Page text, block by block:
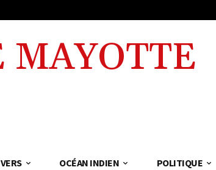
MAYOTTE
OCÉAN INDIEN POLITIQUE